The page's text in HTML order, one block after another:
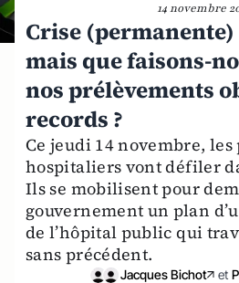
14 novembre
Crise (permanente)
mais que faisons-
nos prélèvements
records ?
Ce jeudi 14 novembre,
hospitaliers vont défiler
Ils se mobilisent pour
gouvernement un plan
de l’hôpital public qui
sans précédent.
Jacques Bichot et